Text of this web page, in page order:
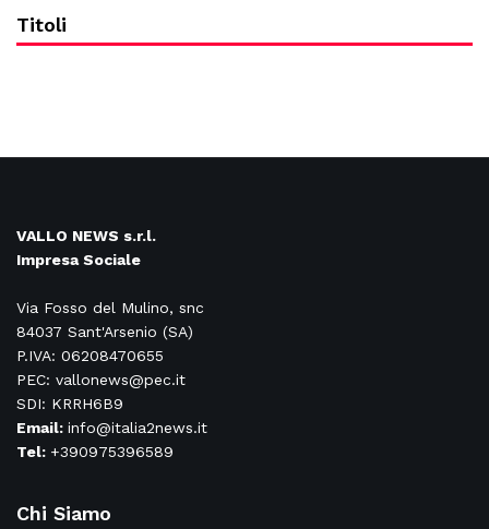
Titoli
VALLO NEWS s.r.l.
Impresa Sociale
Via Fosso del Mulino, snc
84037 Sant'Arsenio (SA)
P.IVA: 06208470655
PEC: vallonews@pec.it
SDI: KRRH6B9
Email: info@italia2news.it
Tel: +390975396589
Chi Siamo